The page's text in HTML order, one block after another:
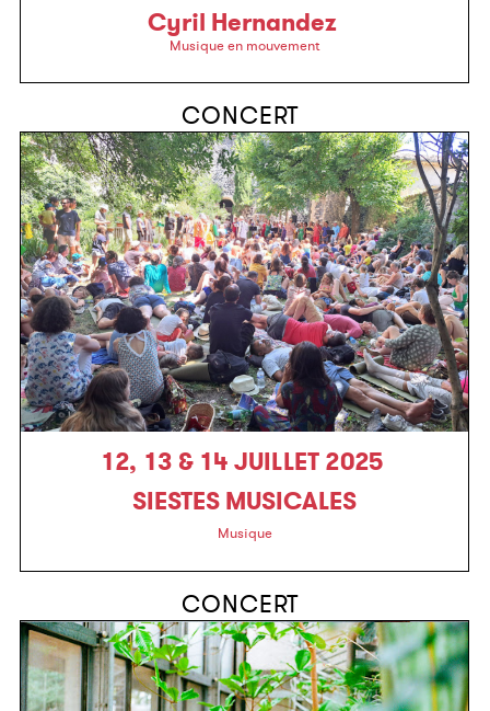
Cyril Hernandez
Musique en mouvement
CONCERT
12, 13 & 14 JUILLET 2025
SIESTES MUSICALES
Musique
CONCERT